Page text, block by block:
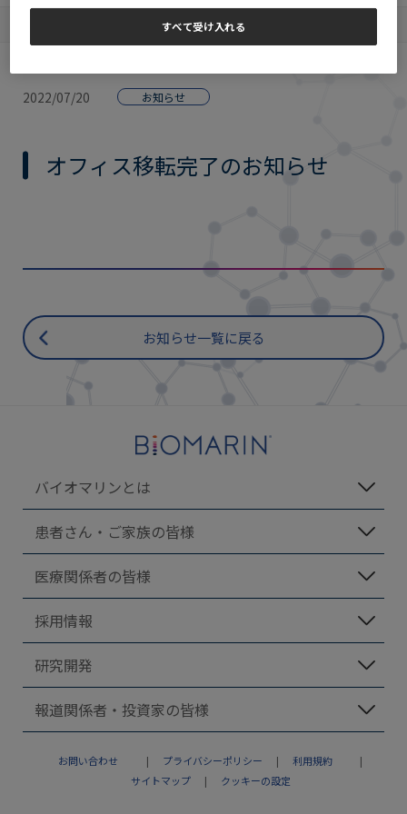
オフィス移転完了のお知らせ
2022/07/20 お知らせ
オフィス移転完了のお知らせ
お知らせ一覧に戻る
バイオマリンとは
患者さん・ご家族の皆様
医療関係者の皆様
採用情報
研究開発
報道関係者・投資家の皆様
お問い合わせ プライバシーポリシー
利用規約
サイトマップ
クッキーの設定
すべて受け入れる